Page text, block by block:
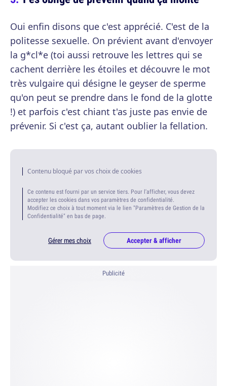
Oui enfin disons que c'est apprécié. C'est de la
politesse sexuelle. On prévient avant d'envoyer
la g*cl*e (toi aussi retrouve les lettres qui se
cachent derrière les étoiles et découvre le mot
très vulgaire qui désigne le geyser de sperme
qu'on peut se prendre dans le fond de la glotte
!) et parfois c'est chiant t'as juste pas envie de
prévenir. Si c'est ça, autant oublier la fellation.
Contenu bloqué par vos choix de cookies
Ce contenu est fourni par un service tiers. Pour l'afficher, vous devez
accepter les cookies dans vos paramètres de confidentialité.
Modifiez ce choix à tout moment via le lien "Paramètres de Gestion de la
Confidentialité" en bas de page.
Gérer mes choix Accepter & afficher
Publicité